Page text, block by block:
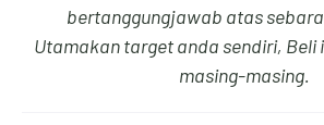
1 8 7
bertanggungjawab atas
Utamakan target anda sendiri, Beli
masing-masing.